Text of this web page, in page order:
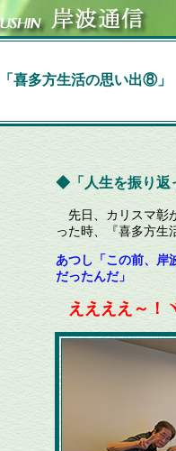
「喜多方生活の思い出⑧」
◆「人生を振り返
先日、カリスマ彰
った時、『喜多方生
あつし「この前、岸
だったんだ」
ええええ～！